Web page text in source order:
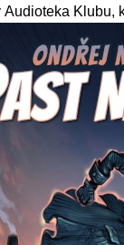
Audioteka Klubu,